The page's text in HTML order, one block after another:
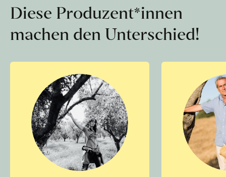
Diese Produzent*innen
machen den Unterschied!